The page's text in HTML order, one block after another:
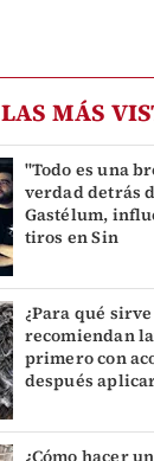
LAS MÁS
"Todo es una
verdad detrás
Gastélum,
tiros en Sin
¿Para qué
recomiendan
primero con
después